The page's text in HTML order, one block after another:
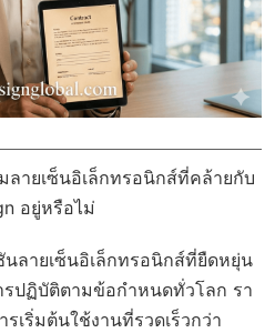
ลายเซ็นอิเล็กทรอนิกส์ที่คล้ายกับ
อยู่หรือไม่
นลายเซ็นอิเล็กทรอนิกส์ที่ยืดหยุ่น
รปฏิบัติตามข้อกำหนดทั่วโลก รา
เริ่มต้นใช้งานที่รวดเร็วกว่า